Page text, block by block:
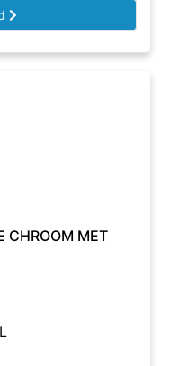
CHROOM MET